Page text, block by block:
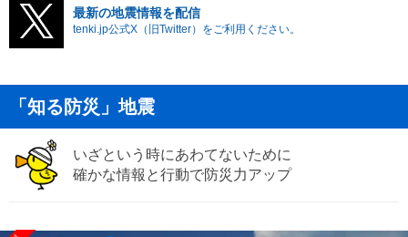
最新の地震情報を配信
tenki.jp公式X（旧Twitter）をご利用ください。
「知る防災」地震
いざという時にあわてないために
確かな情報と行動で防災力アップ